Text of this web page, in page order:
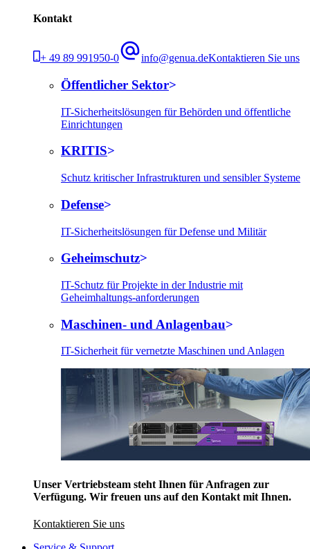
Kontakt
+ 49 89 991950-0 info@genua.deKontaktieren Sie uns
Öffentlicher Sektor
IT-Sicherheitslösungen für Behörden und öffentliche
Einrichtungen
KRITIS
Schutz kritischer Infrastrukturen und sensibler Systeme
Defense
IT-Sicherheitslösungen für Defense und Militär
Geheimschutz
IT-Schutz für Projekte in der Industrie mit
Geheimhaltungs-anforderungen
Maschinen- und Anlagenbau
IT-Sicherheit für vernetzte Maschinen und Anlagen
Unser Vertriebsteam steht Ihnen für Anfragen zur
Verfügung. Wir freuen uns auf den Kontakt mit Ihnen.
Kontaktieren Sie uns